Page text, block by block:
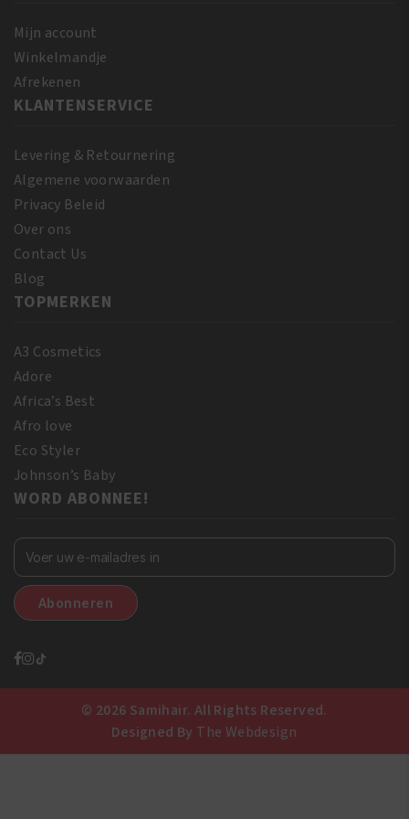
355
ml
aantal
Mijn account
Winkelmandje
Afrekenen
KLANTENSERVICE
Levering & Retournering
Algemene voorwaarden
Privacy Beleid
Over ons
Contact Us
Blog
TOPMERKEN
A3 Cosmetics
Adore
Africa’s Best
Afro love
Eco Styler
Johnson’s Baby
WORD ABONNEE!
© 2026 Samihair. All Rights Reserved.
Designed By The Webdesign